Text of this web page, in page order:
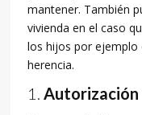
mantener. También
vivienda en el caso
los hijos por ejemplo
herencia.